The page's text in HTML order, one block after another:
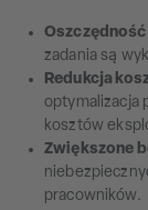
Oszczędność
zadania są
Redukcja
optymalizacja
kosztów
Zwiększone
pracowników.